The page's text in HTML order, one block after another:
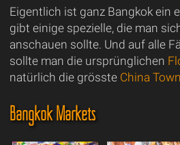
Eigentlich ist ganz Bangkok ein
gibt einige spezielle, die man
anschauen sollte. Und auf alle
sollte man die ursprünglichen
natürlich die grösste China Town
Bangkok Markets